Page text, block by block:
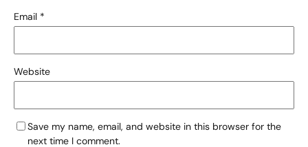
Email *
Website
Save my name, email, and website in this browser for the
next time I comment.